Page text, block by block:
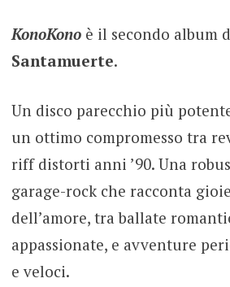
KonoKonoè il secondo album
Santamuerte.
Un disco parecchio più
un ottimo compromesso tra
riff distorti anni ’90. Una
garage-rock che racconta
dell’amore, tra ballate
appassionate, e avventure
e veloci.